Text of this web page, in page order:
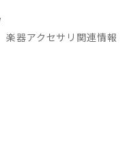
楽器アクセサリ関連情報